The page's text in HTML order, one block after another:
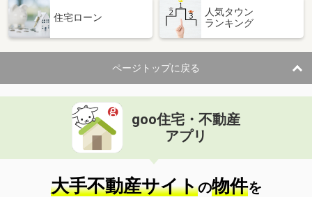
住宅ローン
人気タウン
ランキング
ページトップに戻る
goo住宅・不動産
アプリ
大手不動産サイトの物件を